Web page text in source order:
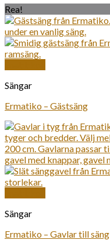
Rea!
Sängar
Ermatiko – Gästsäng
Sängar
Ermatiko – Gavlar till säng